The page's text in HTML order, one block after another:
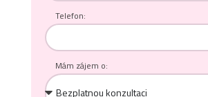
Telefon:
Mám zájem o:
Bezplatnou konzultaci